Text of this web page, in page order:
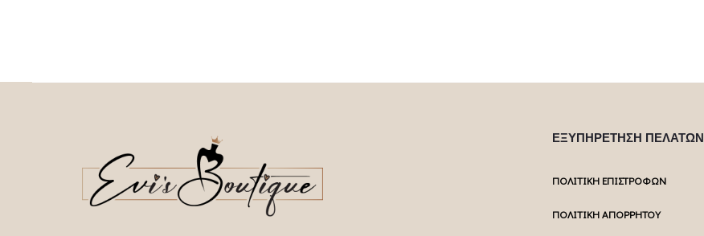
ΕΞΥΠΗΡΕΤΗΣΗ ΠΕΛΑΤΩΝ
ΠΟΛΙΤΙΚΗ ΕΠΙΣΤΡΟΦΩΝ
ΠΟΛΙΤΙΚΗ ΑΠΟΡΡΗΤΟΥ